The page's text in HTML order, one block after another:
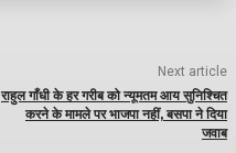
Next article
राहुल गाँधी के हर गरीब को न्यूमतम आय सुनिश्चित
करने के मामले पर भाजपा नहीं, बसपा ने दिया
जवाब